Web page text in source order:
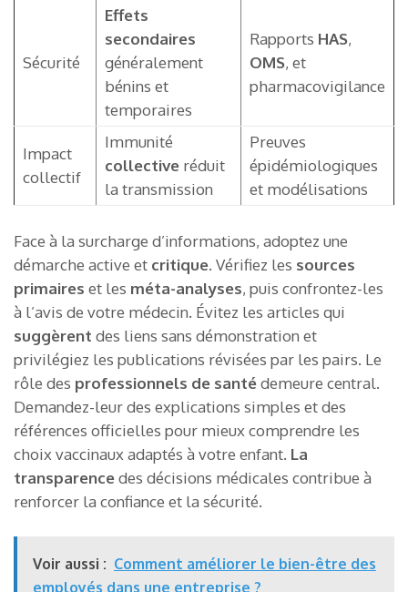
Sécurité
Effets
secondaires
généralement
bénins et
temporaires
Rapports HAS,
OMS, et
pharmacovigilance
Impact
collectif
Immunité
collectiveréduit
la transmission
Preuves
épidémiologiques
et modélisations
Face à la surcharge d’informations, adoptez une
démarche active et critique. Vérifiez les sources
primaires et les méta-analyses, puis confrontez-les
à l’avis de votre médecin. Évitez les articles qui
suggèrent des liens sans démonstration et
privilégiez les publications révisées par les pairs. Le
rôle des professionnels de santédemeure central.
Demandez-leur des explications simples et des
références officielles pour mieux comprendre les
choix vaccinaux adaptés à votre enfant. La
transparencedes décisions médicales contribue à
renforcer la confiance et la sécurité.
Voir aussi : Comment améliorer le bien-être des
employés dans une entreprise ?